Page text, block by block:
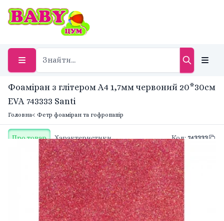
Фоаміран з глітером А4 1,7мм червоний 20*30см
EVA 743333 Santi
Головна< Фетр фоаміран та гофропапір
Про товар Характеристики Код: 743333